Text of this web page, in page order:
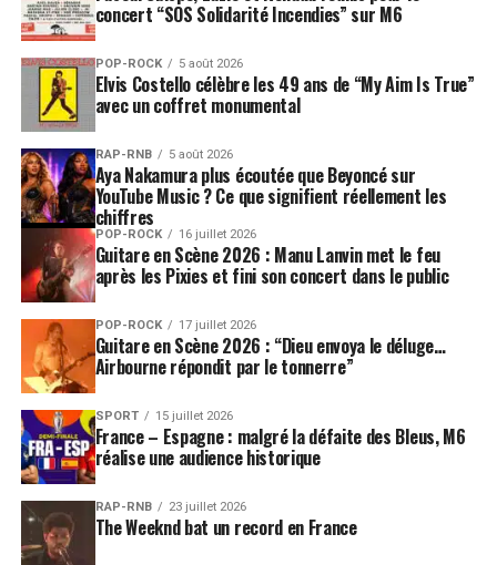
de Barbra Streisand continue d’occuper une place
singulière dans l’imaginaire collectif. Même absente du
tapis rouge, son nom suffit à créer l’événement.
Pour le
Festival de Cannes, cette situation a aussi une
dimension particulière. La manifestation aime célébrer
les grands visages du septième art en leur offrant une
scène mondiale, sous les flashs et devant les caméras.
Mais certaines icônes n’ont plus besoin d’être
physiquement présentes pour rappeler leur importance.
Barbra Streisand fait partie de ces artistes dont
l’absence devient elle-même un sujet.
Dans un festival souvent tourné vers la découverte, les
nouveaux auteurs et les films en compétition,
d’hommage permet aussi de relier le présent du
cinéma à son histoire. Cannes ne célèbre pas
seulement les œuvres à venir ; il entretient une
mémoire, une mythologie et une transmission.
Cannes 2026 entre glamour,
concert “SOS Solidarité Incendies” sur M6
POP-ROCK 5 août 2026
Elvis Costello célèbre les 49 ans de “My Aim Is True”
avec un coffret monumental
RAP-RNB 5 août 2026
Aya Nakamura plus écoutée que Beyoncé sur
YouTube Music ? Ce que signifient réellement les
chiffres
POP-ROCK 16 juillet 2026
Guitare en Scène 2026 : Manu Lanvin met le feu
après les Pixies et fini son concert dans le public
POP-ROCK 17 juillet 2026
Guitare en Scène 2026 : “Dieu envoya le déluge…
Airbourne répondit par le tonnerre”
SPORT 15 juillet 2026
France – Espagne : malgré la défaite des Bleus, M6
réalise une audience historique
RAP-RNB 23 juillet 2026
The Weeknd bat un record en France